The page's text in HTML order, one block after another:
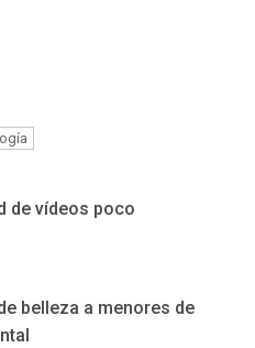
de vídeos poco
belleza a menores de
TITULARES
en Venezuela